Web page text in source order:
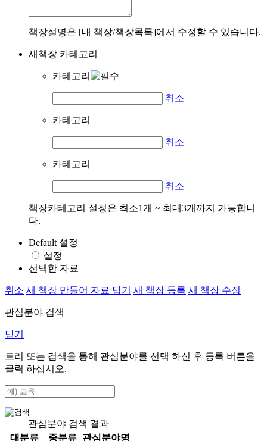
책장설명은 [내 책장/책장목록]에서 수정할 수 있습니다.
새책장 카테고리
카테고리
취소
카테고리
취소
카테고리
취소
책장카테고리 설정은 최소1개 ~ 최대3개까지 가능합니
다.
Default 설정
설정
선택한 자료
취소 새 책장 만들어 자료 담기 새 책장 등록 새 책장 수정
관심분야 검색
닫기
트리 또는 검색을 통해 관심분야를 선택 하신 후 등록 버튼을
클릭 하십시오.
관심분야 검색 결과
대분류
중분류 관심분야명